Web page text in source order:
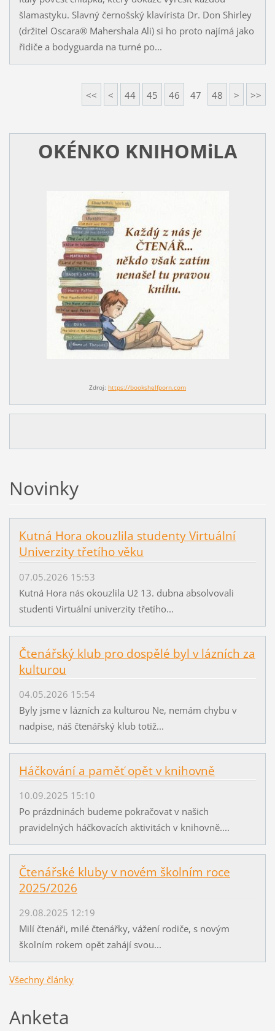
šlamastyku. Slavný černošský klavírista Dr. Don Shirley
(držitel Oscara® Mahershala Ali) si ho proto najímá jako
řidiče a bodyguarda na turné po...
<< < 44 45 46 47 48 > >>
OKÉNKO KNIHOMiLA
Zdroj: https://bookshelfporn.com
Novinky
Kutná Hora okouzlila studenty Virtuální
Univerzity třetího věku
07.05.2026 15:53
Kutná Hora nás okouzlila Už 13. dubna absolvovali
studenti Virtuální univerzity třetího...
Čtenářský klub pro dospělé byl v lázních za
kulturou
04.05.2026 15:54
Byly jsme v lázních za kulturou Ne, nemám chybu v
nadpise, náš čtenářský klub totiž...
Háčkování a paměť opět v knihovně
10.09.2025 15:10
Po prázdninách budeme pokračovat v našich
pravidelných háčkovacích aktivitách v knihovně....
Čtenářské kluby v novém školním roce
2025/2026
29.08.2025 12:19
Milí čtenáři, milé čtenářky, vážení rodiče, s novým
školním rokem opět zahájí svou...
Všechny články
Anketa